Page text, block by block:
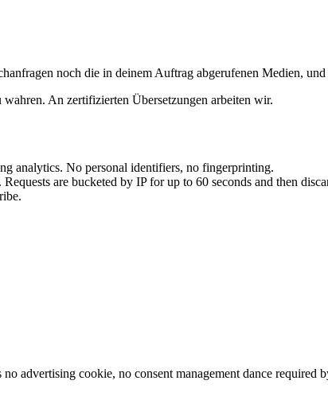
noch die in deinem Auftrag abgerufenen Medien,
An zertifizierten Übersetzungen arbeiten wir.
analytics. No personal identifiers, no fingerprinting.
are bucketed by IP for up to 60 seconds and then
advertising cookie, no consent management dance required